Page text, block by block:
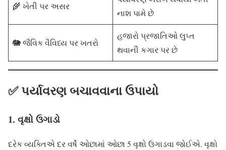
🌾 ખેતી પર અસર
નાશ પામે છે
🐘 જૈવિક વૈવિધ્ય પર ખતરો
હજારો પ્રજાતિઓ લુપ્ત
થવાની કગાર પર છે
✅ પર્યાવરણ બચાવવાના ઉપાયો
1. વૃક્ષો ઉગાડો
દરેક વ્યક્તિએ દર વર્ષે ઓછામાં ઓછા 5 વૃક્ષો ઉગાડવા જોઈએ. વૃક્ષો